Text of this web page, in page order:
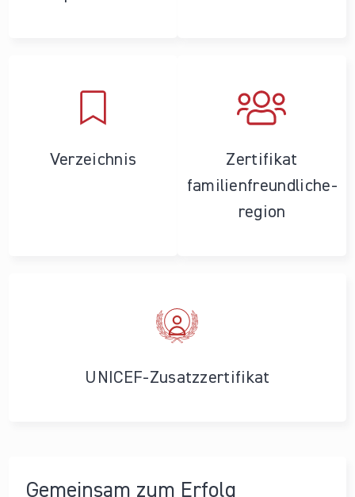
Verzeichnis
Zertifikat
familienfreundliche­
region
UNICEF-Zusatzzertifikat
Gemeinsam zum Erfolg